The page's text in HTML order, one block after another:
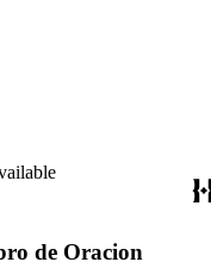
de Oracion